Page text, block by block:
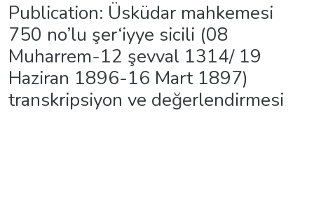
Publication: Üsküdar mahkemesi
750 no’lu şer‘iyye sicili (08
Muharrem-12 şevval 1314/ 19
Haziran 1896-16 Mart 1897)
transkripsiyon ve değerlendirmesi